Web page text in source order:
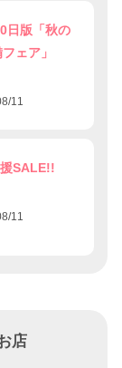
日版「秋の
ェア」
11
SALE!!
11
店